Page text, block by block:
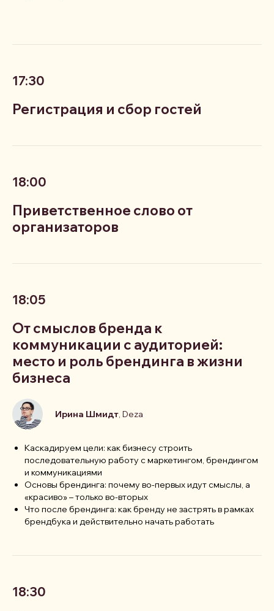
17:30
Регистрация и сбор гостей
18:00
Приветственное слово от
организаторов
18:05
От смыслов бренда к
коммуникации с аудиторией:
место и роль брендинга в жизни
бизнеса
Ирина Шмидт, Deza
Каскадируем цели: как бизнесу строить
последовательную работу с маркетингом, брендингом
и коммуникациями
Основы брендинга: почему во-первых идут смыслы, а
«красиво» – только во-вторых
Что после брендинга: как бренду не застрять в рамках
брендбука и действительно начать работать
18:30